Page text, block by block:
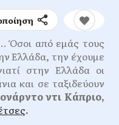
από εμάς τους
Ελλάδα, την έχουμε
στην Ελλάδα οι
και σε ταξιδεύουν
ντι Κάπριο,
.